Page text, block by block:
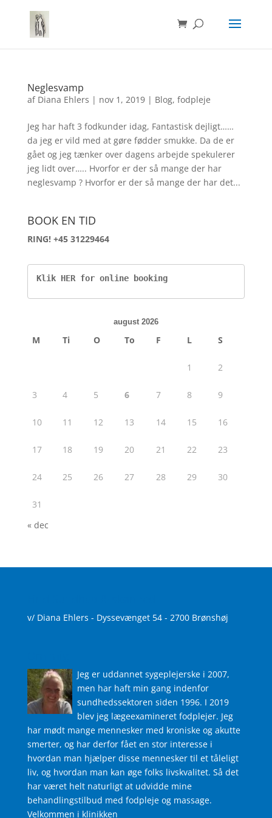
Neglesvamp
af Diana Ehlers | nov 1, 2019| Blog, fodpleje
Jeg har haft 3 fodkunder idag, Fantastisk dejligt……
da jeg er vild med at gøre fødder smukke. Da de er
gået og jeg tænker over dagens arbejde spekulerer
jeg lidt over….. Hvorfor er der så mange der har
neglesvamp ? Hvorfor er der så mange der har det...
BOOK EN TID
RING! +45 31229464
Klik HER for online booking
august 2026
M Ti O To F L S
1 2
3 4 5 6 7 8 9
10 11 12 13 14 15 16
17 18 19 20 21 22 23
24 25 26 27 28 29 30
31
« dec
v/ Diana Ehlers - Dyssevænget 54 - 2700 Brønshøj
Jeg er uddannet sygeplejerske i 2007,
men har haft min gang indenfor
sundhedssektoren siden 1996. I 2019
blev jeg lægeexamineret fodplejer. Jeg
har mødt mange mennesker med kroniske og akutte
smerter, og har derfor fået en stor interesse i
hvordan man hjælper disse mennesker til et tåleligt
liv, og hvordan man kan øge folks livskvalitet. Så det
har været helt naturligt at udvidde mine
behandlingstilbud med fodpleje og massage.
Velkommen i klinikken